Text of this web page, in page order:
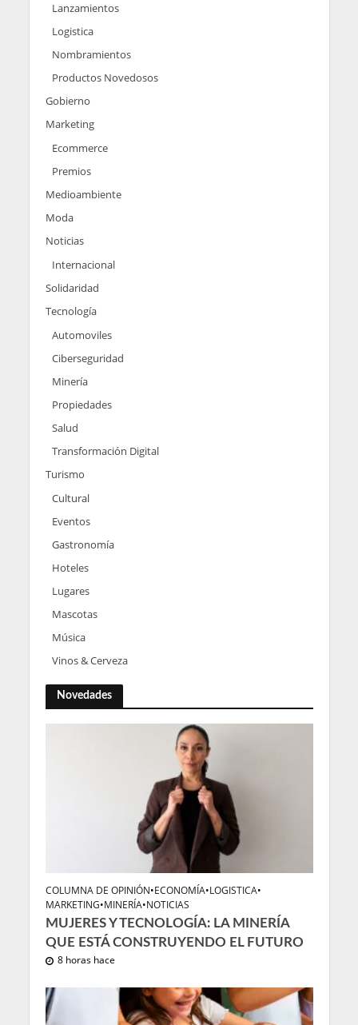
Lanzamientos
Logistica
Nombramientos
Productos Novedosos
Gobierno
Marketing
Ecommerce
Premios
Medioambiente
Moda
Noticias
Internacional
Solidaridad
Tecnología
Automoviles
Ciberseguridad
Minería
Propiedades
Salud
Transformación Digital
Turismo
Cultural
Eventos
Gastronomía
Hoteles
Lugares
Mascotas
Música
Vinos & Cerveza
Novedades
COLUMNA DE OPINIÓN•ECONOMÍA•LOGISTICA•
MARKETING•MINERÍA•NOTICIAS
MUJERES Y TECNOLOGÍA: LA MINERÍA
QUE ESTÁ CONSTRUYENDO EL FUTURO
8 horas hace